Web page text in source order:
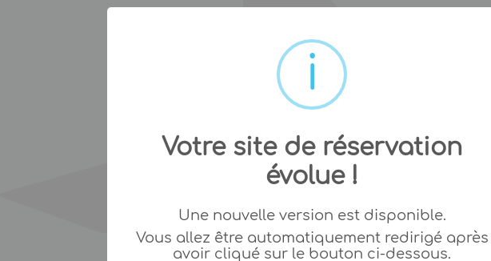
Votre site de réservation
évolue !
Une nouvelle version est disponible.
Vous allez être automatiquement redirigé après
avoir cliqué sur le bouton ci-dessous.